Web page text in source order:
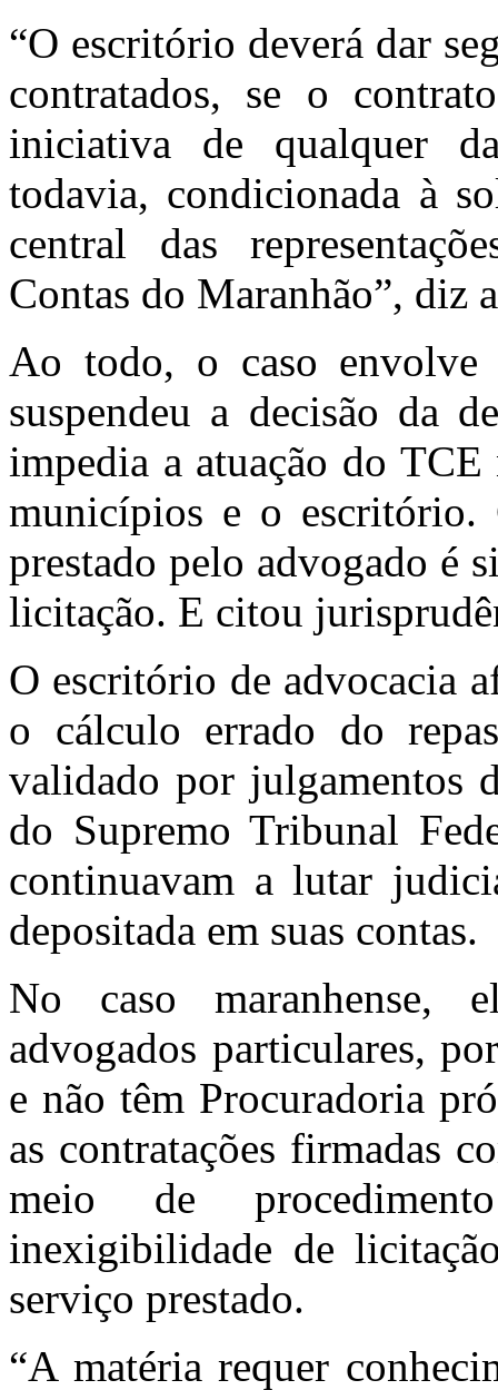
“O escritório deverá dar
contratados, se o
iniciativa de qualquer
todavia, condicionada à
central das
Contas do Maranhão”, diz
Ao todo, o caso envolve
suspendeu a decisão da
impedia a atuação do
municípios e o escritório.
prestado pelo advogado é
licitação. E citou
O escritório de advocacia
o cálculo errado do
validado por julgamentos
do Supremo Tribunal
continuavam a lutar
depositada em suas contas.
No caso maranhense,
advogados particulares,
e não têm Procuradoria
as contratações firmadas
meio de
inexigibilidade de
serviço prestado.
“A matéria requer